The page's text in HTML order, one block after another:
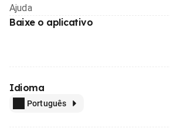
Ajuda
Baixe o aplicativo
Idioma
Português